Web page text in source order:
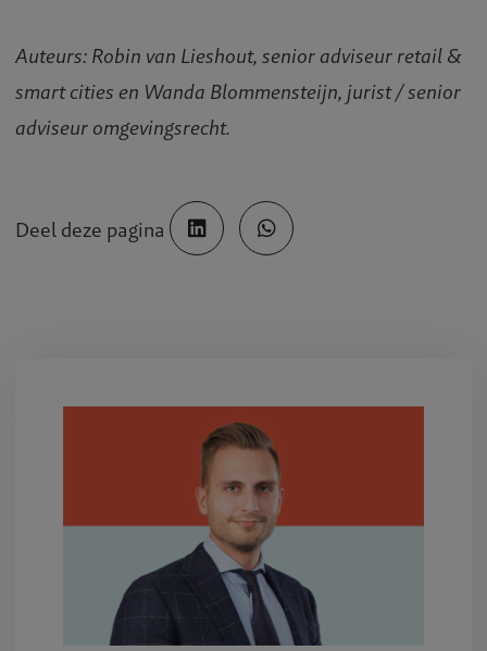
Auteurs: Robin van Lieshout, senior adviseur retail &
smart cities en Wanda Blommensteijn, jurist / senior
adviseur omgevingsrecht.
Deel deze pagina